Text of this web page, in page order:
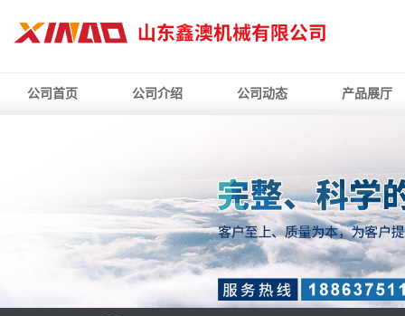
公司首页 公司介绍 公司动态 产品展厅